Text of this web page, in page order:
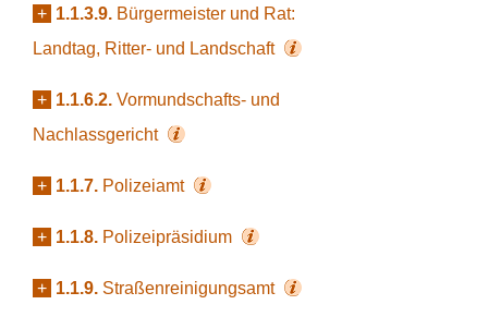
+ 1.1.3.9. Bürgermeister und Rat:
Landtag, Ritter- und Landschaft
+ 1.1.6.2. Vormundschafts- und
Nachlassgericht
+ 1.1.7. Polizeiamt
+ 1.1.8. Polizeipräsidium
+ 1.1.9. Straßenreinigungsamt